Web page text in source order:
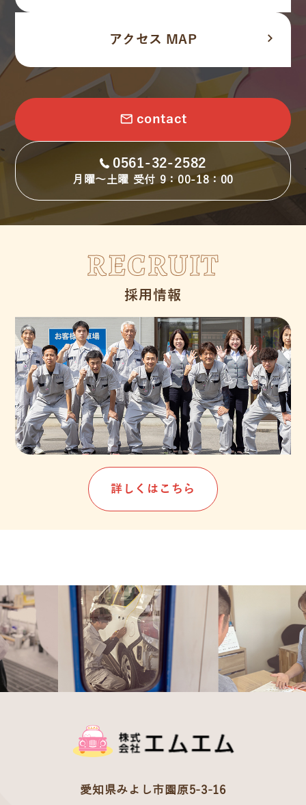
アクセス MAP navigate_next
0561-32-2582
月曜～土曜 受付 9：00-18：00
email contact
RECRUIT
採用情報
詳しくはこちら
愛知県みよし市園原5-3-16